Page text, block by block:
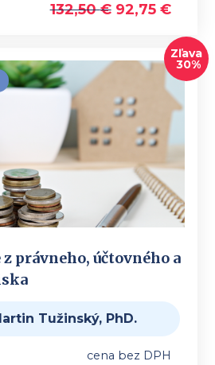
132,50€ 92,75 €
Zľava
30%
právneho, účtovného a
Tužinský, PhD.
cena bez DPH